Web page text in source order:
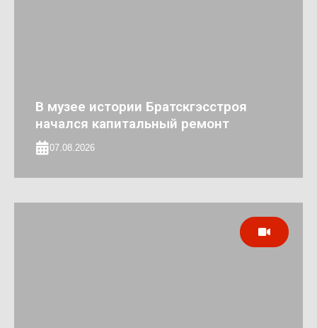
В музее истории Братскгэсстроя
начался капитальный ремонт
07.08.2026